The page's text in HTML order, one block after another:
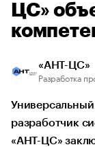
ЦС»
«АНТ-ЦС»
Разработка
разработчик
«АНТ-ЦС»